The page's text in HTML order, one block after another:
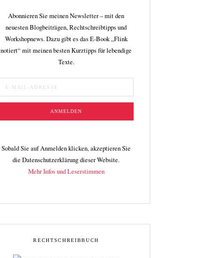
Abonnieren Sie meinen Newsletter – mit den
neuesten Blogbeiträgen, Rechtschreibtipps und
Workshopnews. Dazu gibt es das E-Book „Flink
notiert“ mit meinen besten Kurztipps für lebendige
Texte.
Sobald Sie auf Anmelden klicken, akzeptieren Sie
die Datenschutzerklärung dieser Website.
Mehr Infos und Leserstimmen
RECHTSCHREIBBUCH